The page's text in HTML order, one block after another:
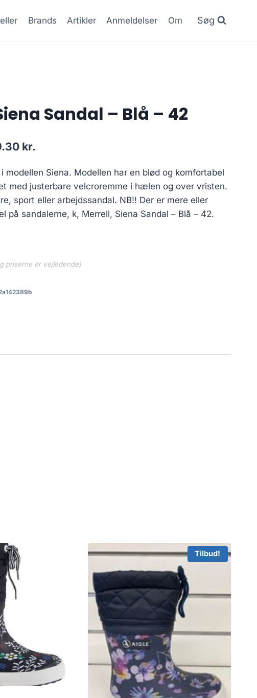
Brands Artikler Anmeldelser Om Søg
Sandal – Blå – 42
kr..
kr.
pris
er:
489.30 kr..
modellen Siena. Modellen har en blød og komfortabel
med justerbare velcroremme i hælen og over vristen.
sport eller arbejdssandal. NB!! Der er mere eller
på sandalerne, k, Merrell, Siena Sandal – Blå – 42.
priserne er vejledende)
Tilbud!